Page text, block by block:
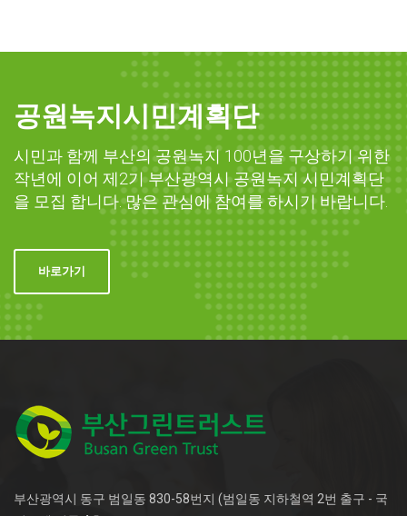
공원녹지시민계획단
시민과 함께 부산의 공원녹지 100년을 구상하기 위한
작년에 이어 제2기 부산광역시 공원녹지 시민계획단
을 모집 합니다. 많은 관심에 참여를 하시기 바랍니다.
바로가기
부산광역시 동구 범일동 830-58번지 (범일동 지하철역 2번 출구 - 국